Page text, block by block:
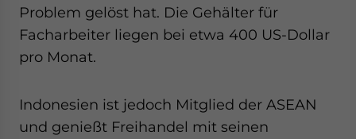
Problem gelöst hat. Die Gehälter für
Facharbeiter liegen bei etwa 400 US-Dollar
pro Monat.
Indonesien ist jedoch Mitglied der ASEAN
und genießt Freihandel mit seinen